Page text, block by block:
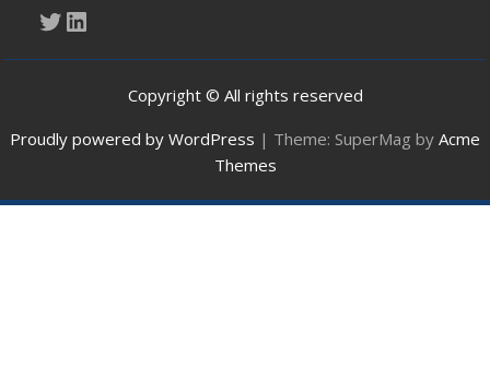
Twitter
LinkedIn
Copyright © All rights reserved
Proudly powered by WordPress | Theme: SuperMag by Acme
Themes